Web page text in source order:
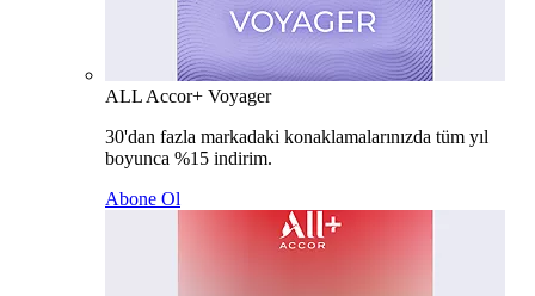
ALL Accor+ Voyager
30'dan fazla markadaki konaklamalarınızda tüm yıl
boyunca %15 indirim.
Abone Ol